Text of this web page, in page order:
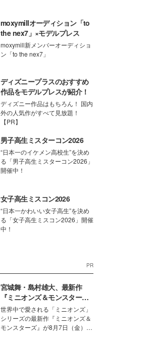
moxymillオーディション「to
the nex7」×モデルプレス
moxymill新メンバーオーディショ
ン「to the nex7」
ディズニープラスのおすすめ
作品をモデルプレスが紹介！
ディズニー作品はもちろん！ 国内
外の人気作がすべて見放題！
【PR】
男子高生ミスターコン2026
“日本一のイケメン高校生”を決め
る「男子高生ミスターコン2026」
開催中！
女子高生ミスコン2026
“日本一かわいい女子高生”を決め
る「女子高生ミスコン2026」開催
中！
PR
宮城舞・島村雄大、最新作
『ミニオンズ＆モンスター
ズ』の魅力熱弁 ハチャメチャ
だけじゃない“友情と絆”に感
動
世界中で愛される「ミニオンズ」
シリーズの最新作『ミニオンズ＆
モンスターズ』が8月7日（金）に